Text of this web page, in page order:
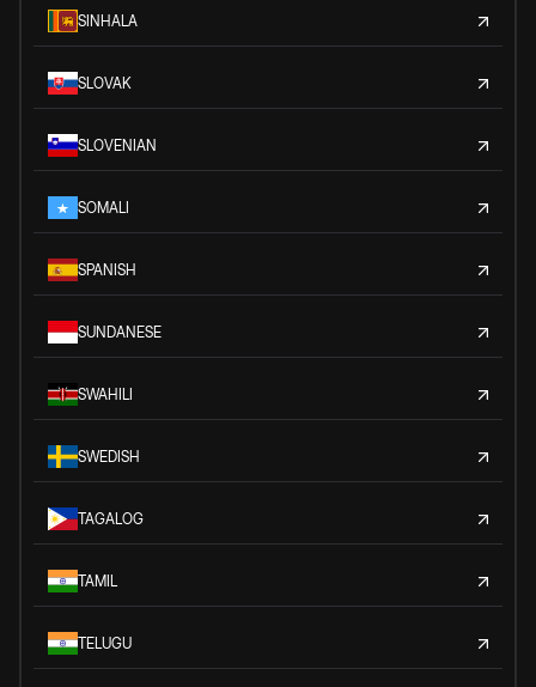
SINHALA
SLOVAK
SLOVENIAN
SOMALI
SPANISH
SUNDANESE
SWAHILI
SWEDISH
TAGALOG
TAMIL
TELUGU